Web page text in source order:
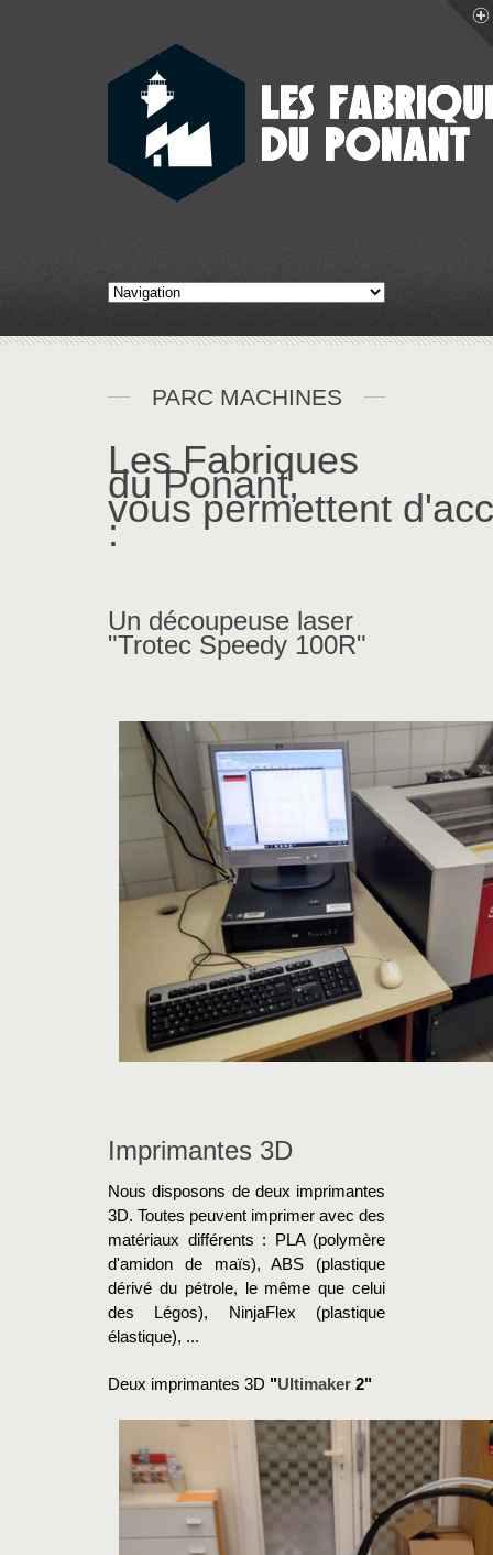
PARC MACHINES
Les Fabriques
du Ponant,
vous permettent
:
Un découpeuse laser
"Trotec Speedy 100R"
Imprimantes 3D
Nous disposons de deux imprimantes
3D. Toutes peuvent imprimer avec des
matériaux différents : PLA (polymère
d'amidon de maïs), ABS (plastique
dérivé du pétrole, le même que celui
des Légos), NinjaFlex (plastique
élastique), ...
Deux imprimantes 3D "Ultimaker 2"